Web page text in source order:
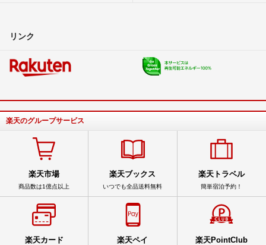
リンク
楽天のグループサービス
楽天市場
商品数は1億点以上
楽天ブックス
いつでも全品送料無料
楽天トラベル
簡単宿泊予約！
楽天カード 楽天ペイ 楽天PointClub